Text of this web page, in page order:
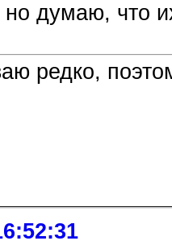
но думаю, что
редко,